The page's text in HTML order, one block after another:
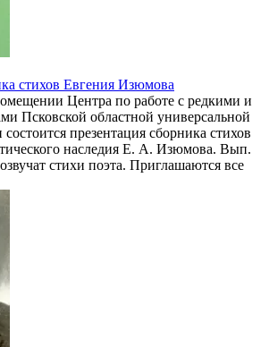
стихов Евгения Изюмова
Центра по работе с редкими и
Псковской областной универсальной
презентация сборника стихов
наследия Е. А. Изюмова. Вып.
стихи поэта. Приглашаются все